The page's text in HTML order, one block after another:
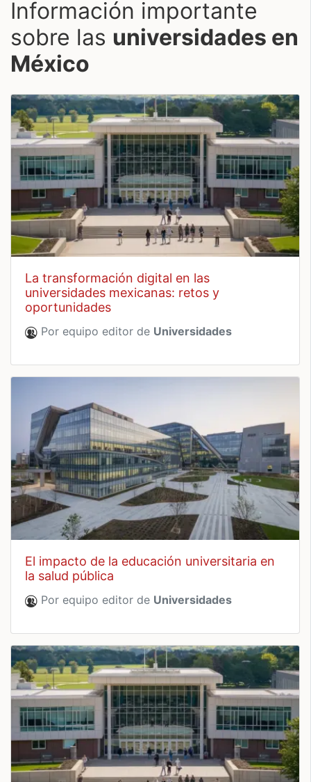
Información importante
sobre las universidades en
México
la transformación digital en las
universidades mexicanas: retos y
oportunidades
Por equipo editor de Universidades
el impacto de la educación universitaria en
la salud pública
Por equipo editor de Universidades